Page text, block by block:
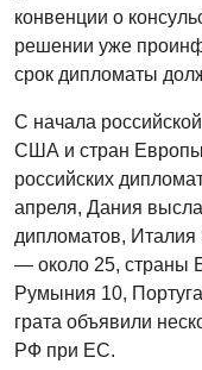
конвенции о
решении уже
срок дипломаты
С начала
США и стран
российских
апреля, Дания
дипломатов,
— около 25, страны
Румыния 10,
грата объявили
РФ при ЕС.